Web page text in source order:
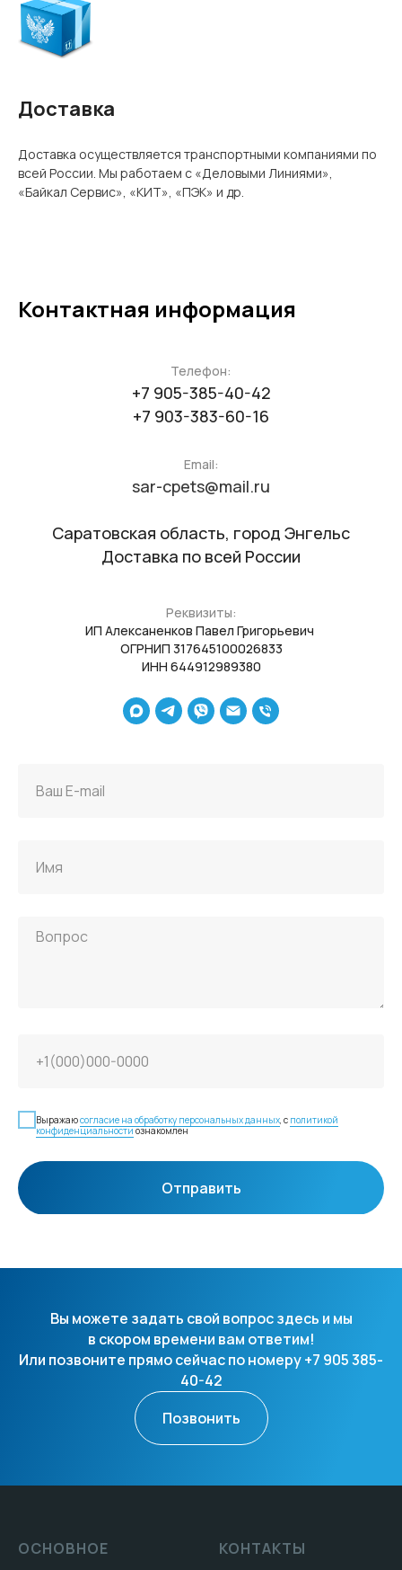
Доставка
Доставка осуществляется транспортными компаниями по
всей России. Мы работаем с «Деловыми Линиями»,
«Байкал Сервис», «КИТ», «ПЭК» и др.
Контактная информация
Телефон:
+7 905-385-40-42
+7 903-383-60-16
Email:
sar-cpets@mail.ru
Саратовская область, город Энгельс
Доставка по всей России
Реквизиты:
ИП Алексаненков Павел Григорьевич
ОГРНИП 317645100026833
ИНН 644912989380
Выражаюсогласие на обработку персональных данных , с политикой
конфиденциальностиознакомлен
Отправить
Вы можете задать свой вопрос здесь и мы
в скором времени вам ответим!
Или позвоните прямо сейчас по номеру +7 905 385-
40-42
Позвонить
ОСНОВНОЕ КОНТАКТЫ